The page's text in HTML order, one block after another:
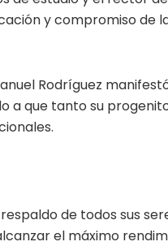
y compromiso de
Rodríguez
a que tanto su
de todos sus
el máximo